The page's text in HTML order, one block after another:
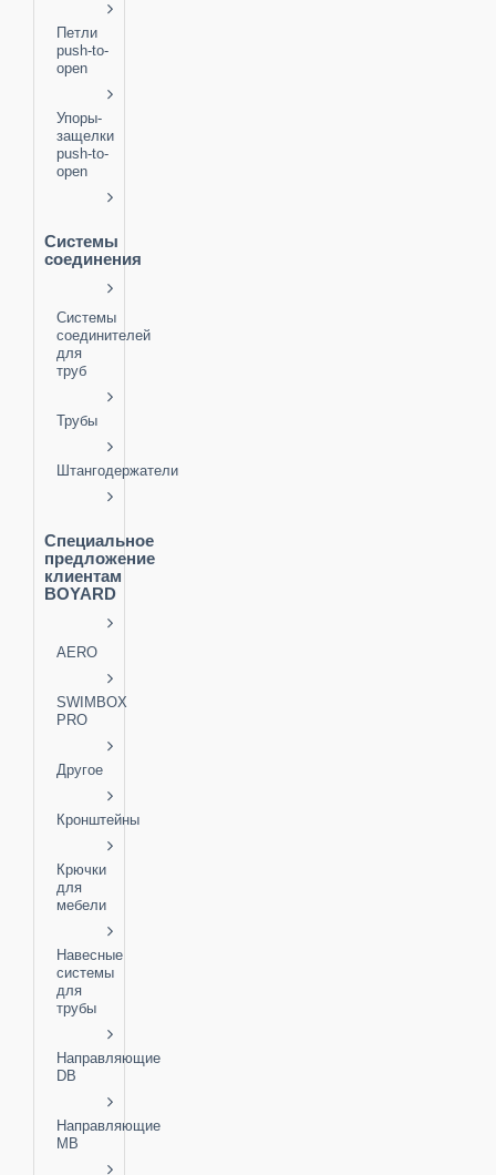
Петли
push-to-
open
Упоры-
защелки
push-to-
open
Системы
соединения
Системы
соединителей
для
труб
Трубы
Штангодержатели
Специальное
предложение
клиентам
BOYARD
AERO
SWIMBOX
PRO
Другое
Кронштейны
Крючки
для
мебели
Навесные
системы
для
трубы
Направляющие
DB
Направляющие
MB